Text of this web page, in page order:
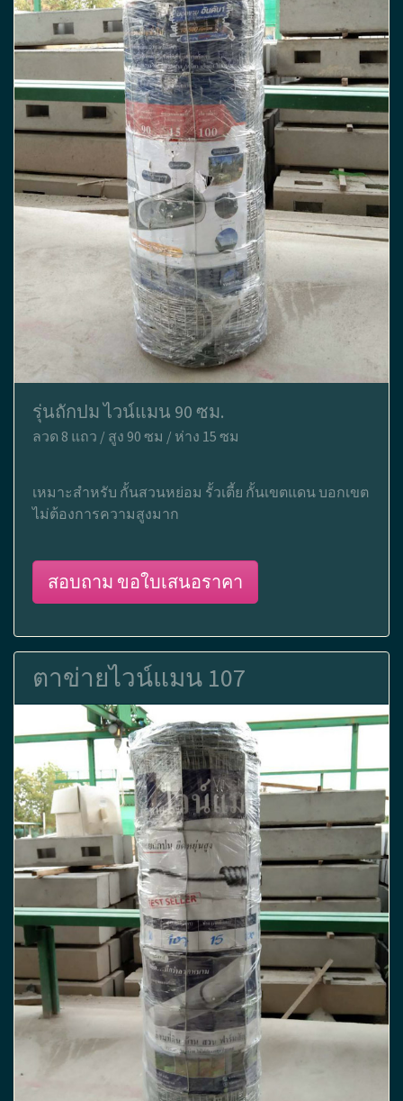
รุ่นถักปม ไวน์แมน 90 ซม.
ลวด 8 แถว / สูง 90 ซม / ห่าง 15 ซม
เหมาะสำหรับ กั้นสวนหย่อม รั้วเตี้ย กั้นเขตแดน บอกเขต
ไม่ต้องการความสูงมาก
สอบถาม ขอใบเสนอราคา
ตาข่ายไวน์แมน 107